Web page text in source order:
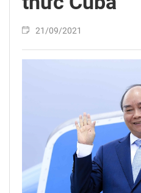
21/09/2021